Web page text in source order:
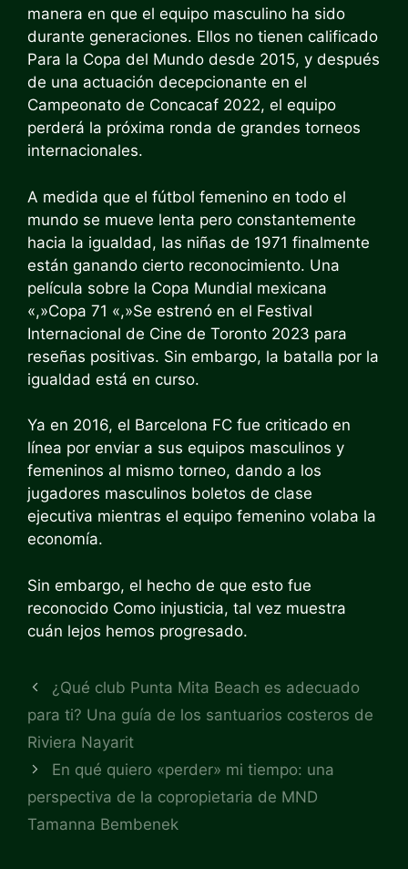
manera en que el equipo masculino ha sido
durante generaciones. Ellos no tienen calificado
Para la Copa del Mundo desde 2015, y después
de una actuación decepcionante en el
Campeonato de Concacaf 2022, el equipo
perderá la próxima ronda de grandes torneos
internacionales.
A medida que el fútbol femenino en todo el
mundo se mueve lenta pero constantemente
hacia la igualdad, las niñas de 1971 finalmente
están ganando cierto reconocimiento. Una
película sobre la Copa Mundial mexicana
«,»Copa 71 «,»Se estrenó en el Festival
Internacional de Cine de Toronto 2023 para
reseñas positivas. Sin embargo, la batalla por la
igualdad está en curso.
Ya en 2016, el Barcelona FC fue criticado en
línea por enviar a sus equipos masculinos y
femeninos al mismo torneo, dando a los
jugadores masculinos boletos de clase
ejecutiva mientras el equipo femenino volaba la
economía.
Sin embargo, el hecho de que esto fue
reconocido Como injusticia, tal vez muestra
cuán lejos hemos progresado.
¿Qué club Punta Mita Beach es adecuado
para ti? Una guía de los santuarios costeros de
Riviera Nayarit
En qué quiero «perder» mi tiempo: una
perspectiva de la copropietaria de MND
Tamanna Bembenek